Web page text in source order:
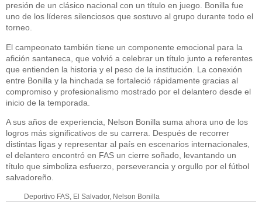
presión de un clásico nacional con un título en juego. Bonilla fue
uno de los líderes silenciosos que sostuvo al grupo durante todo el
torneo.
El campeonato también tiene un componente emocional para la
afición santaneca, que volvió a celebrar un título junto a referentes
que entienden la historia y el peso de la institución. La conexión
entre Bonilla y la hinchada se fortaleció rápidamente gracias al
compromiso y profesionalismo mostrado por el delantero desde el
inicio de la temporada.
A sus años de experiencia, Nelson Bonilla suma ahora uno de los
logros más significativos de su carrera. Después de recorrer
distintas ligas y representar al país en escenarios internacionales,
el delantero encontró en FAS un cierre soñado, levantando un
título que simboliza esfuerzo, perseverancia y orgullo por el fútbol
salvadoreño.
Deportivo FAS El Salvador, Nelson Bonilla